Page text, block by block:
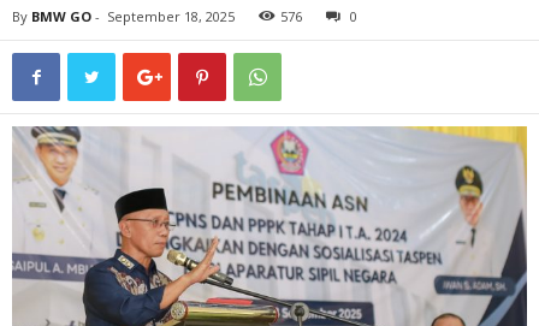
By BMW GO - September 18, 2025 576 0